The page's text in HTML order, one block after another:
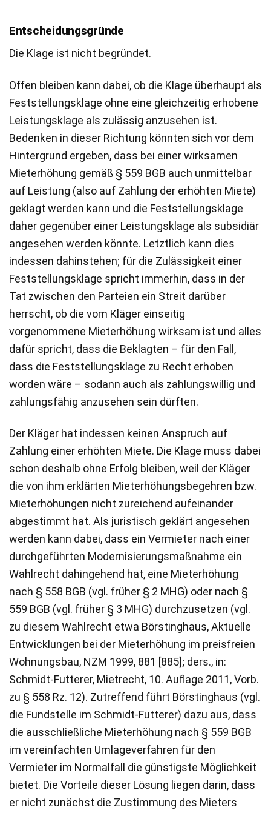
Entscheidungsgründe
Die Klage ist nicht begründet.
Offen bleiben kann dabei, ob die Klage überhaupt als
Feststellungsklage ohne eine gleichzeitig erhobene
Leistungsklage als zulässig anzusehen ist.
Bedenken in dieser Richtung könnten sich vor dem
Hintergrund ergeben, dass bei einer wirksamen
Mieterhöhung gemäß § 559 BGB auch unmittelbar
auf Leistung (also auf Zahlung der erhöhten Miete)
geklagt werden kann und die Feststellungsklage
daher gegenüber einer Leistungsklage als subsidiär
angesehen werden könnte. Letztlich kann dies
indessen dahinstehen; für die Zulässigkeit einer
Feststellungsklage spricht immerhin, dass in der
Tat zwischen den Parteien ein Streit darüber
herrscht, ob die vom Kläger einseitig
vorgenommene Mieterhöhung wirksam ist und alles
dafür spricht, dass die Beklagten – für den Fall,
dass die Feststellungsklage zu Recht erhoben
worden wäre – sodann auch als zahlungswillig und
zahlungsfähig anzusehen sein dürften.
Der Kläger hat indessen keinen Anspruch auf
Zahlung einer erhöhten Miete. Die Klage muss dabei
schon deshalb ohne Erfolg bleiben, weil der Kläger
die von ihm erklärten Mieterhöhungsbegehren bzw.
Mieterhöhungen nicht zureichend aufeinander
abgestimmt hat. Als juristisch geklärt angesehen
werden kann dabei, dass ein Vermieter nach einer
durchgeführten Modernisierungsmaßnahme ein
Wahlrecht dahingehend hat, eine Mieterhöhung
nach § 558 BGB (vgl. früher § 2 MHG) oder nach §
559 BGB (vgl. früher § 3 MHG) durchzusetzen (vgl.
zu diesem Wahlrecht etwa Börstinghaus, Aktuelle
Entwicklungen bei der Mieterhöhung im preisfreien
Wohnungsbau, NZM 1999, 881 [885]; ders., in:
Schmidt-Futterer, Mietrecht, 10. Auflage 2011, Vorb.
zu § 558 Rz. 12). Zutreffend führt Börstinghaus (vgl.
die Fundstelle im Schmidt-Futterer) dazu aus, dass
die ausschließliche Mieterhöhung nach § 559 BGB
im vereinfachten Umlageverfahren für den
Vermieter im Normalfall die günstigste Möglichkeit
bietet. Die Vorteile dieser Lösung liegen darin, dass
er nicht zunächst die Zustimmung des Mieters